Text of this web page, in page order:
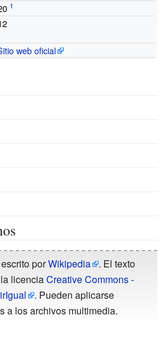
web oficial
porWikipedia
. El texto
licenciaCreative Commons -
. Pueden aplicarse
a los archivos multimedia.